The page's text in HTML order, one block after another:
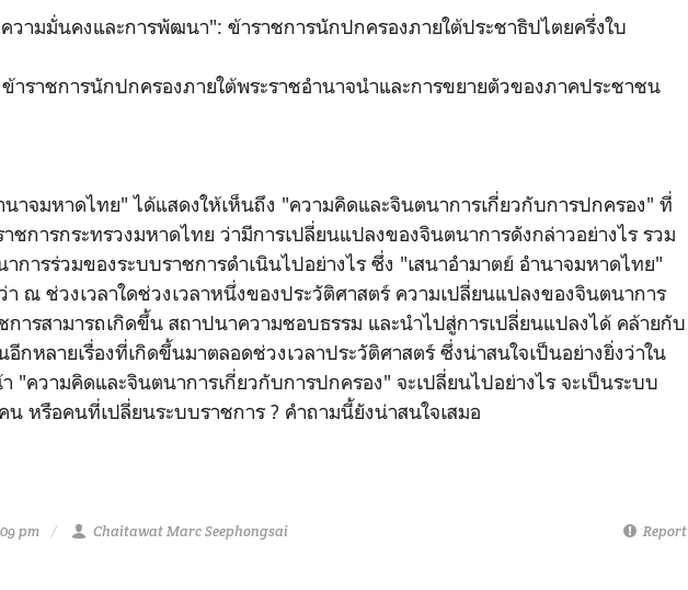
วามมั่นคงและการพัฒนา": ข้าราชการนักปกครองภายใต้ประชาธิปไตยครึ่งใบ
าราชการนักปกครองภายใต้พระราชอำนาจนำและการขยายตัวของภาคประชาชน
นาจมหาดไทย" ได้แสดงให้เห็นถึง "ความคิดและจินตนาการเกี่ยวกับการปกครอง" ที่
ชการกระทรวงมหาดไทย ว่ามีการเปลี่ยนแปลงของจินตนาการดังกล่าวอย่างไร รวม
าการร่วมของระบบราชการดำเนินไปอย่างไร ซึ่ง "เสนาอำมาตย์ อำนาจมหาดไทย"
า ณ ช่วงเวลาใดช่วงเวลาหนึ่งของประวัติศาสตร์ ความเปลี่ยนแปลงของจินตนาการ
การสามารถเกิดขึ้น สถาปนาความชอบธรรม และนำไปสู่การเปลี่ยนแปลงได้ คล้ายกับ
กหลายเรื่องที่เกิดขึ้นมาตลอดช่วงเวลาประวัติศาสตร์ ซึ่งน่าสนใจเป็นอย่างยิ่งว่าใน
"ความคิดและจินตนาการเกี่ยวกับการปกครอง" จะเปลี่ยนไปอย่างไร จะเป็นระบบ
น หรือคนที่เปลี่ยนระบบราชการ ? คำถามนี้ยังน่าสนใจเสมอ
pm Chaitawat Marc Seephongsai Report